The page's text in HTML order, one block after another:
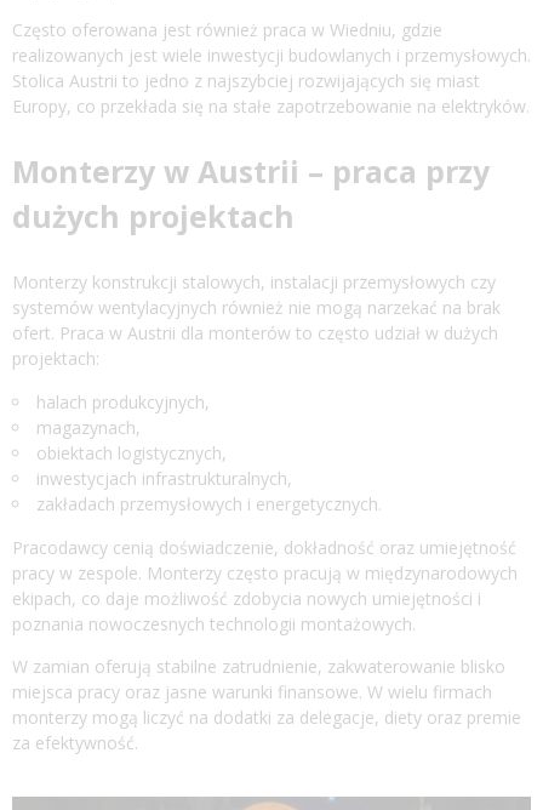
Często oferowana jest również praca w Wiedniu, gdzie
realizowanych jest wiele inwestycji budowlanych i przemysłowych.
Stolica Austrii to jedno z najszybciej rozwijających się miast
Europy, co przekłada się na stałe zapotrzebowanie na elektryków.
Monterzy w Austrii – praca przy
dużych projektach
Monterzy konstrukcji stalowych, instalacji przemysłowych czy
systemów wentylacyjnych również nie mogą narzekać na brak
ofert. Praca w Austrii dla monterów to często udział w dużych
projektach:
halach produkcyjnych,
magazynach,
obiektach logistycznych,
inwestycjach infrastrukturalnych,
zakładach przemysłowych i energetycznych.
Pracodawcy cenią doświadczenie, dokładność oraz umiejętność
pracy w zespole. Monterzy często pracują w międzynarodowych
ekipach, co daje możliwość zdobycia nowych umiejętności i
poznania nowoczesnych technologii montażowych.
W zamian oferują stabilne zatrudnienie, zakwaterowanie blisko
miejsca pracy oraz jasne warunki finansowe. W wielu firmach
monterzy mogą liczyć na dodatki za delegacje, diety oraz premie
za efektywność.